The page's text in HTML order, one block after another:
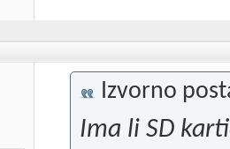
Izvorno
Ima li SD